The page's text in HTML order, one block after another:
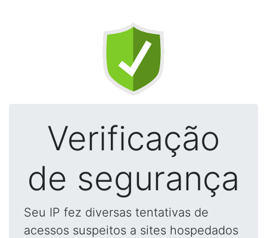
Verificação
de segurança
Seu IP fez diversas tentativas de
acessos suspeitos a sites hospedados